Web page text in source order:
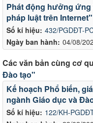
Số kí hiệu: 432/PGDĐT-
Ngày ban hành: 04/08/
Phát động hưởng ứng
pháp luật trên
Các văn bản cùng cơ
Đào tạo"
Số kí hiệu: 122/KH-
Kế hoạch Phổ biến,
ngành Giáo dục và